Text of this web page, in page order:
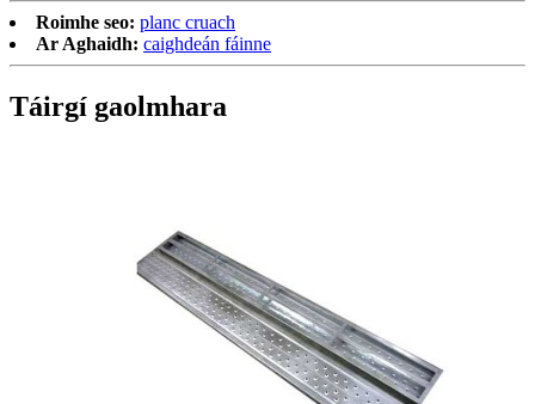
Roimhe seo: planc cruach
Ar Aghaidh: caighdeán fáinne
Táirgí gaolmhara